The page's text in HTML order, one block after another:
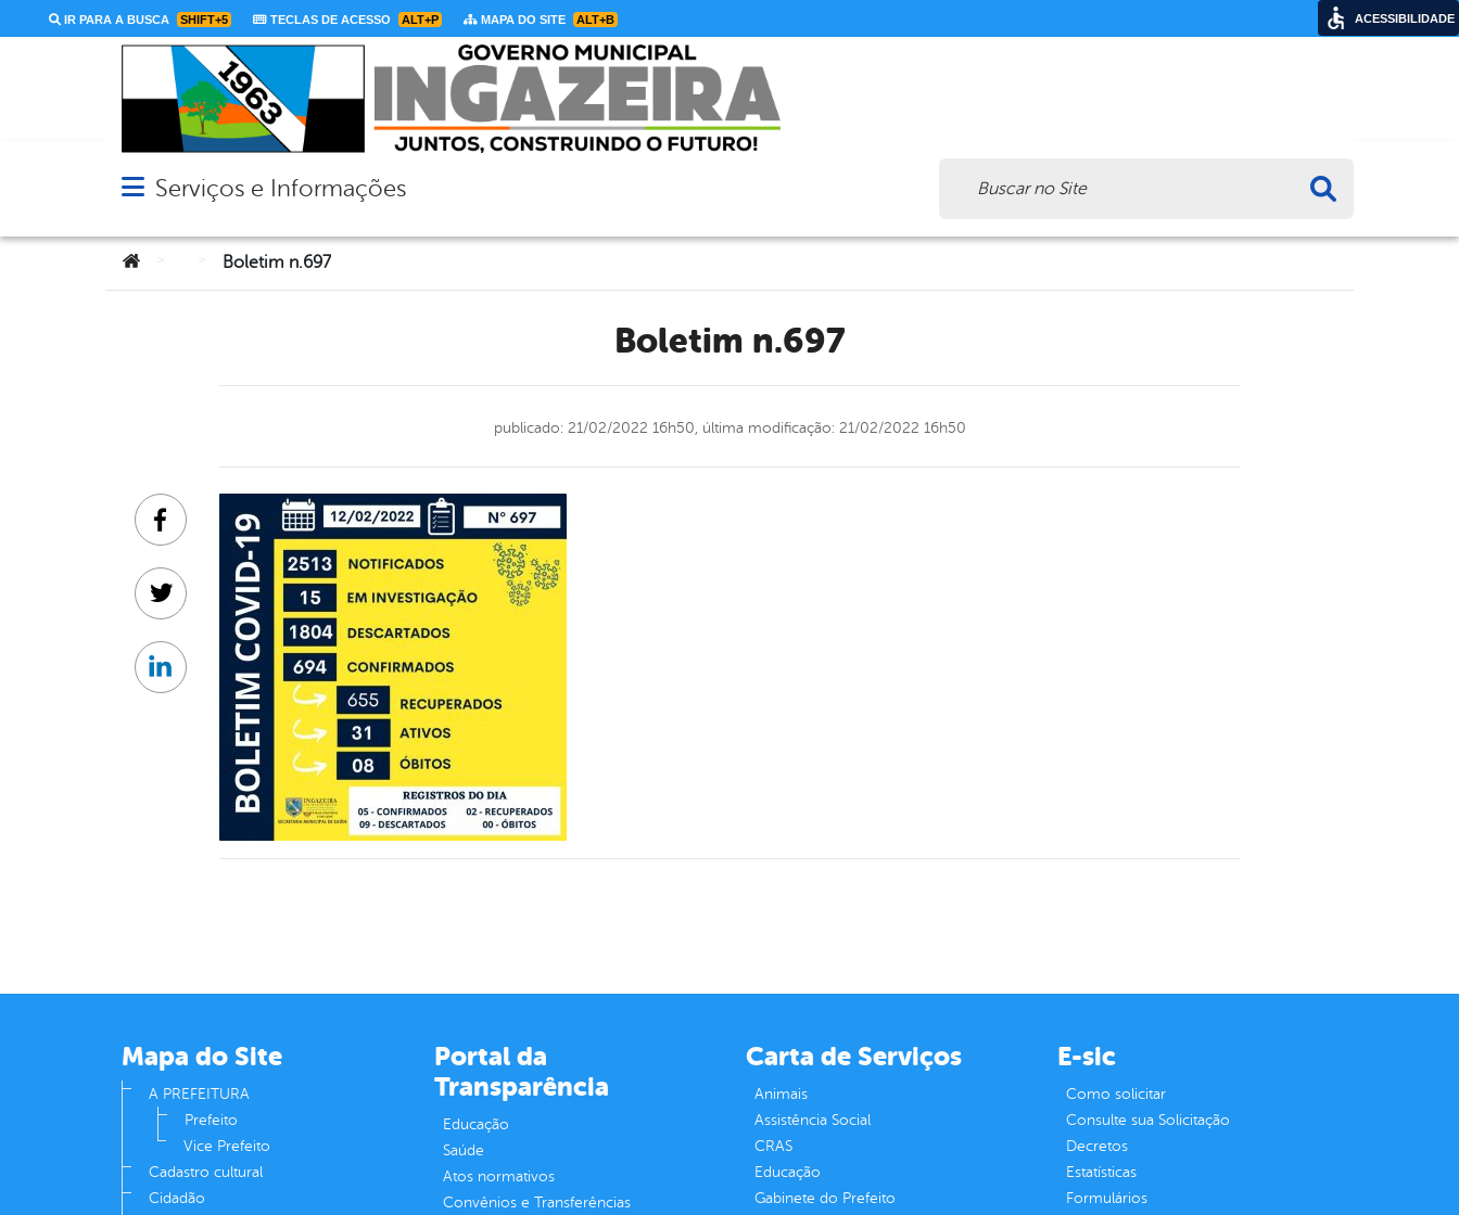
IR PARA A BUSCA SHIFT+5 TECLAS DE ACESSO ALT+P MAPA DO SITE ALT+B
Abrir menu principal de navegação
Serviços e Informações
Você está aqui:Boletim n.697
Boletim n.697
publicado: 21/02/2022 16h50, última modificação: 21/02/2022 16h50
Facebook
Twitter
Linkedin
Mapa do Site
A PREFEITURA
Prefeito
Vice Prefeito
Cadastro cultural
Cidadão
Portal da
Transparência
Educação
Saúde
Atos normativos
Convênios e Transferências
Carta de Serviços
Animais
Assistência Social
CRAS
Educação
Gabinete do Prefeito
E-sic
Como solicitar
Consulte sua Solicitação
Decretos
Estatísticas
Formulários
ACESSIBILIDADE